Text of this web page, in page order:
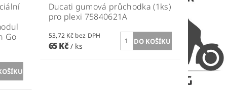
Go
Ducati gumová průchodka (1ks)
pro plexi 75840621A
53,72 Kč bez DPH
65 Kč / ks